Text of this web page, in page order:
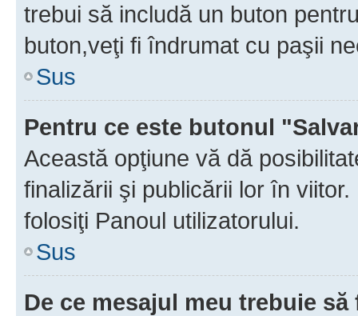
trebui să includă un buton
buton,veţi fi îndrumat cu paşii
Sus
Pentru ce este butonul
Această opţiune vă dă
finalizării şi publicării lor în
folosiţi Panoul utilizatorului.
Sus
De ce mesajul meu trebuie